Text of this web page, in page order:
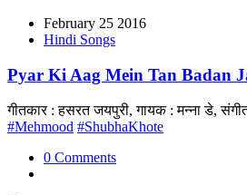
February 25 2016
Hindi Songs
Pyar Ki Aag Mein Tan Badan
गीतकार : हसरत जयपुरी, गायक : मन्ना डे,
#Mehmood #ShubhaKhote
0 Comments